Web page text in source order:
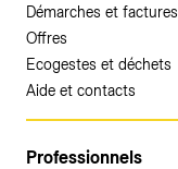
Démarches et factures
Offres
Ecogestes et déchets
Aide et contacts
Professionnels